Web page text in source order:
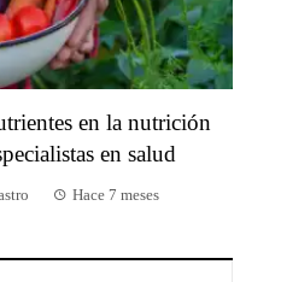
en la nutrición
en salud
Hace 7 meses